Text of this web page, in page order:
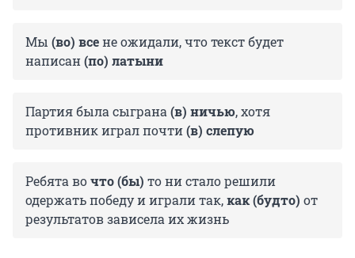
Мы (во) всене ожидали, что текст будет
написан(по) латыни
Партия была сыграна (в) ничью, хотя
противник играл почти(в) слепую
Ребята вочто (бы) то ни стало решили
одержать победу и играли так,как (будто) от
результатов зависела их жизнь